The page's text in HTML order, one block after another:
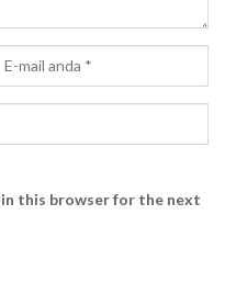
in this browser for the next